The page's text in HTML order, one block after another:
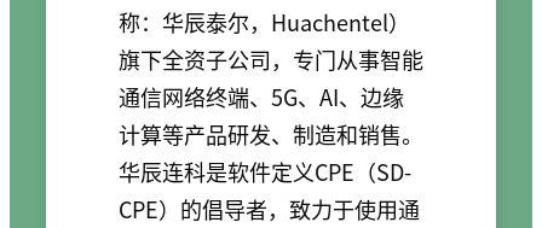
称：华辰泰尔，Huachentel）
旗下全资子公司，专门从事智能
通信网络终端、5G、AI、边缘
计算等产品研发、制造和销售。
华辰连科是软件定义CPE（SD-
CPE）的倡导者，致力于使用通